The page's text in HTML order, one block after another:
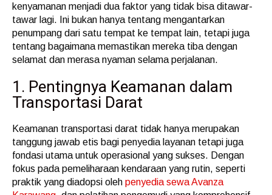
kenyamanan menjadi dua faktor yang tidak bisa ditawar-
tawar lagi. Ini bukan hanya tentang mengantarkan
penumpang dari satu tempat ke tempat lain, tetapi juga
tentang bagaimana memastikan mereka tiba dengan
selamat dan merasa nyaman selama perjalanan.
1. Pentingnya Keamanan dalam
Transportasi Darat
Keamanan transportasi darat tidak hanya merupakan
tanggung jawab etis bagi penyedia layanan tetapi juga
fondasi utama untuk operasional yang sukses. Dengan
fokus pada pemeliharaan kendaraan yang rutin, seperti
praktik yang diadopsi oleh penyedia sewa Avanza